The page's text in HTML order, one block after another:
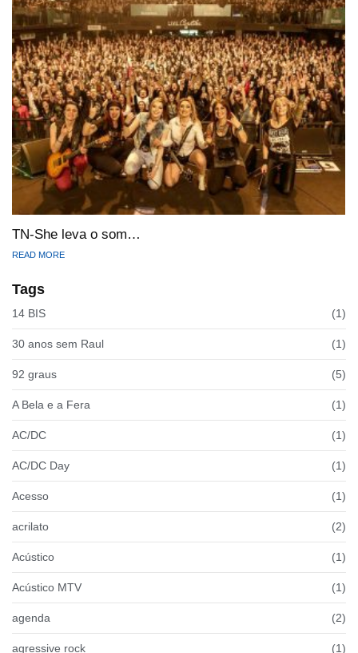
TN-She leva o som…
READ MORE
Tags
14 BIS (1)
30 anos sem Raul (1)
92 graus (5)
A Bela e a Fera (1)
AC/DC (1)
AC/DC Day (1)
Acesso (1)
acrilato (2)
Acústico (1)
Acústico MTV (1)
agenda (2)
agressive rock (1)